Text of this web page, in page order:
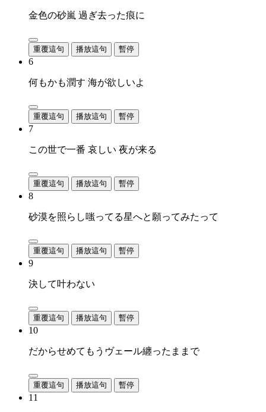
金色の砂嵐 過ぎ去った痕に
重覆這句 播放這句 暫停
6
何もかも潤す 海が欲しいよ
重覆這句 播放這句 暫停
7
この世で一番 哀しい 夜が来る
重覆這句 播放這句 暫停
8
砂漠を照らし嗤ってる星へと願ってみたって
重覆這句 播放這句 暫停
9
決して叶わない
重覆這句 播放這句 暫停
10
だからせめてもうヴェール纏ったままで
重覆這句 播放這句 暫停
11